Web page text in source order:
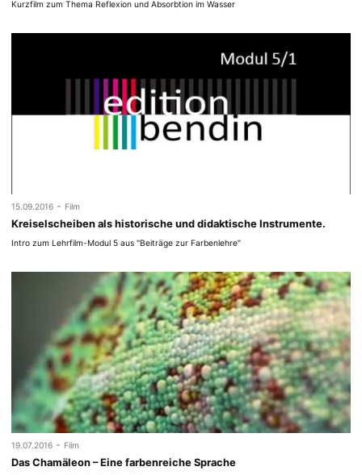
Kurzfilm zum Thema Reflexion und Absorbtion im Wasser
15.09.2016 - Film
Kreiselscheiben als historische und didaktische Instrumente.
Intro zum Lehrfilm-Modul 5 aus "Beiträge zur Farbenlehre"
19.07.2016 - Film
Das Chamäleon – Eine farbenreiche Sprache